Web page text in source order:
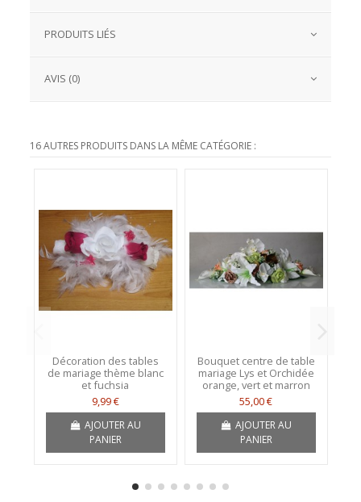
PRODUITS LIÉS
AVIS (0)
16 AUTRES PRODUITS DANS LA MÊME CATÉGORIE :
Décoration des tables
de mariage thème blanc
et fuchsia
9,99 €
AJOUTER AU
PANIER
Bouquet centre de table
mariage Lys et Orchidée
orange, vert et marron
55,00 €
AJOUTER AU
PANIER